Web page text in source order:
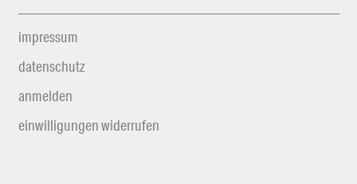
impressum
datenschutz
anmelden
einwilligungen widerrufen